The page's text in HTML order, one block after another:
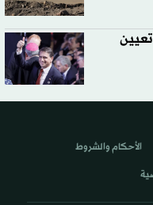
الأحكام والشروط